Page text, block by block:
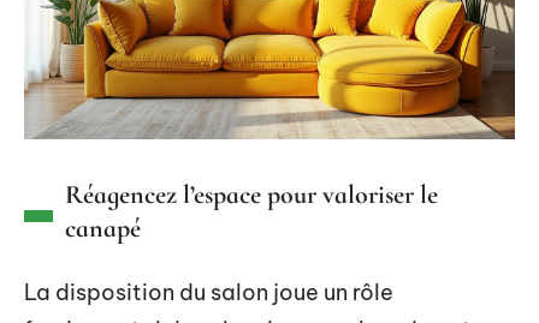
Réagencez l’espace pour valoriser le
canapé
La disposition du salon joue un rôle